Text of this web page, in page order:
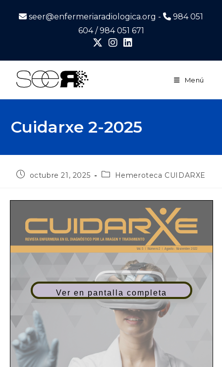
seer@enfermeriaradiologica.org -
984 051
604 / 984 051 671
Menú
Cuidarxe 2-2025
octubre 21, 2025 Hemeroteca CUIDARXE
Ver en pantalla completa